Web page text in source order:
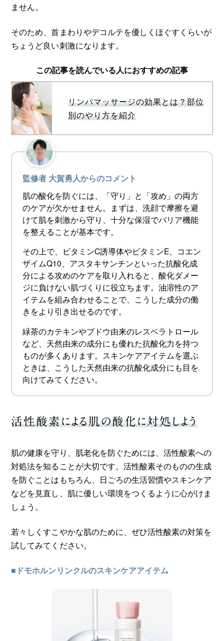
ません。
そのため、首まわりやデコルテを優しくほぐすくらいが
ちょうど良い刺激になります。
この記事を読んでいる人におすすめの記事
リンパマッサージの効果とは？部位
別のやり方を紹介
監修者 大賀勇人からのコメント
肌の酸化を防ぐには、「守り」と「攻め」の両方
のケアが欠かせません。まずは、洗顔で摩擦を避
けて肌を刺激から守り、十分な保湿でバリア機能
を整えることが基本です。
その上で、ビタミンC誘導体やビタミンE、コエン
ザイムQ10、アスタキサンチンといった抗酸化成
分による攻めのケアを取り入れると、酸化ダメー
ジに負けない肌づくりに役立ちます。油溶性のア
イテムを組み合わせることで、こうした成分の働
きをより引き出せるのです。
緑茶のカテキンやブドウ由来のレスベラトロール
など、天然由来の成分にも優れた抗酸化力を持つ
ものが多くあります。スキンケアアイテムを選ぶ
ときは、こうした天然由来の抗酸化成分にも目を
向けてみてください。
活性酸素による肌の酸化に対処しよう
肌の健康を守り、肌老化を防ぐためには、活性酸素への
対処法を知ることが大切です。活性酸素そのものの生成
を防ぐことはもちろん、日ごろの生活習慣やスキンケア
などを見直し、肌に優しい環境をつくるように心がけま
しょう。
若々しくすこやかな肌のために、ぜひ活性酸素の対策を
試してみてください。
■ドモホルンリンクルのスキンケアアイテム